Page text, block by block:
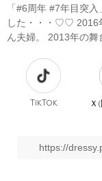
「#6周年 #7年目突
した・・・♡♡ 2016
ん夫婦。 2013年の舞
TikTok Ｘ(
https://